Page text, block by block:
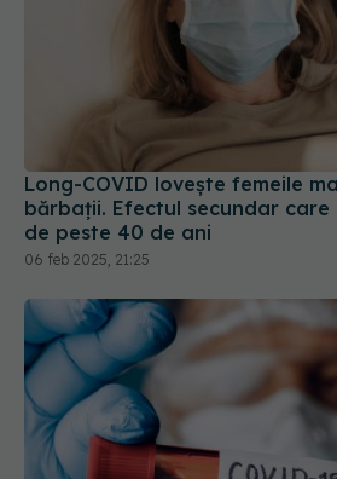
Long-COVID lovește femeile
bărbații. Efectul secundar
de peste 40 de ani
06 feb 2025, 21:25